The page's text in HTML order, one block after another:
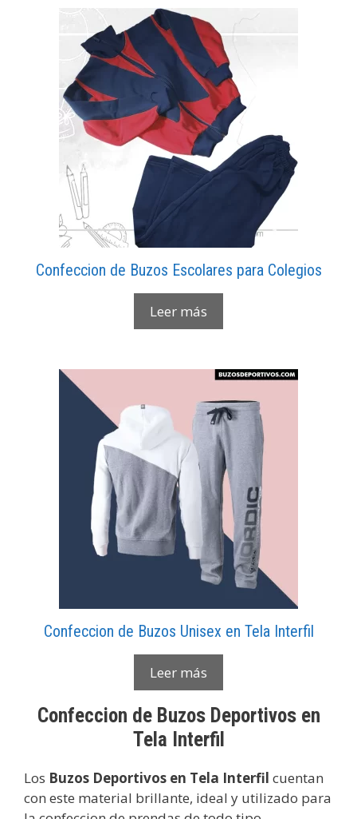
Confeccion de Buzos Escolares para Colegios
Leer más
Confeccion de Buzos Unisex en Tela Interfil
Leer más
Confeccion de Buzos Deportivos en
Tela Interfil
Los Buzos Deportivos en Tela Interfil cuentan
con este material brillante, ideal y utilizado para